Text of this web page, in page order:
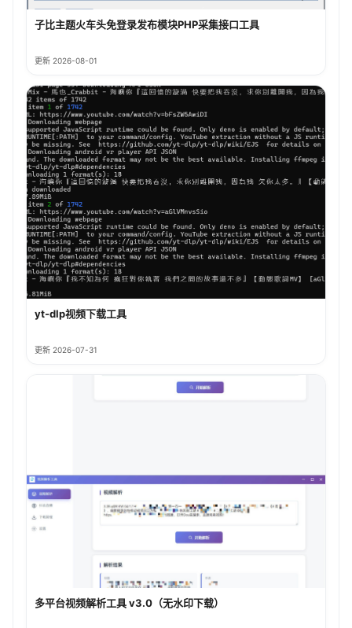
子比主题火车头免登录发布模块PHP采集接口工具
更新 2026-08-01
yt-dlp视频下载工具
更新 2026-07-31
多平台视频解析工具 v3.0（无水印下载）